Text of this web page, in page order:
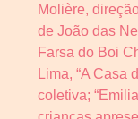
Molière,
de João das
Farsa do Boi
Lima, “A Casa
coletiva;